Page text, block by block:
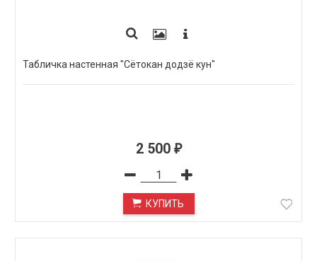
Табличка настенная "Сётокан додзё кун"
2 500 ₽
КУПИТЬ